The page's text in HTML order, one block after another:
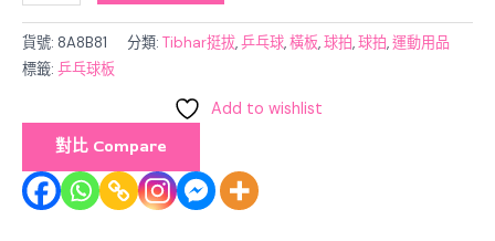
貨號: 8A8B81 分類: Tibhar挺拔,乒乓球,橫板,球拍,球拍,運動用品
標籤: 乒乓球板
Add to wishlist
對比 Compare